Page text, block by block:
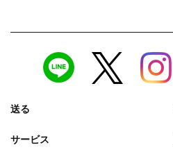
送る
サービス